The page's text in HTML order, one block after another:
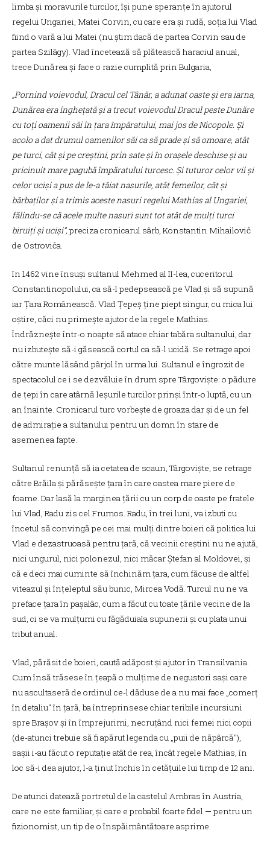
limba și moravurile turcilor, își pune speranțe în ajutorul
regelui Ungariei, Matei Corvin, cu care era și rudă, soția lui Vlad
fiind o vară a lui Matei (nu știm dacă de partea Corvin sau de
partea Szilâgy). Vlad încetează să plătească haraciul anual,
trece Dunărea și face o razie cumplită prin Bulgaria,
„Pornind voievodul, Dracul cel Tânăr, a adunat oaste și era iarna,
Dunărea era înghețată și a trecut voievodul Dracul peste Dunăre
cu toți oamenii săi în țara împăratului, mai jos de Nicopole. Și
acolo a dat drumul oamenilor săi ca să prade și să omoare, atât
pe turci, cât și pe creștini, prin sate și în orașele deschise și au
pricinuit mare pagubă împăratului turcesc. Și tuturor celor vii și
celor uciși a pus de le-a tăiat nasurile, atât femeilor, cât și
bărbaților și a trimis aceste nasuri regelui Mathias al Ungariei,
fălindu-se că acele multe nasuri sunt tot atât de mulți turci
biruiți și uciși”, preciza cronicarul sârb, Konstantin Mihailovič
de Ostroviča.
în 1462 vine însuși sultanul Mehmed al II-lea, cuceritorul
Constantinopolului, ca să-l pedepsească pe Vlad și să supună
iar Țara Românească. Vlad Țepeș ține piept singur, cu mica lui
oștire, căci nu primește ajutor de la regele Mathias.
Îndrăznește într-o noapte să atace chiar tabăra sultanului, dar
nu izbutește să-i găsească cortul ca să-l ucidă. Se retrage apoi
către munte lăsând pârjol în urma lui. Sultanul e îngrozit de
spectacolul ce i se dezvăluie în drum spre Târgoviște: o pădure
de țepi în care atârnă leșurile turcilor prinși într-o luptă, cu un
an înainte. Cronicarul turc vorbește de groaza dar și de un fel
de admirație a sultanului pentru un domn în stare de
asemenea fapte.
Sultanul renunță să ia cetatea de scaun, Târgoviște, se retrage
către Brăila și părăsește țara în care oastea mare piere de
foame. Dar lasă la marginea țării cu un corp de oaste pe fratele
lui Vlad, Radu zis cel Frumos. Radu, în trei luni, va izbuti cu
încetul să convingă pe cei mai mulți dintre boieri că politica lui
Vlad e dezastruoasă pentru țară, că vecinii creștini nu ne ajută,
nici ungurul, nici polonezul, nici măcar Ștefan al Moldovei, și
că e deci mai cuminte să închinăm țara, cum făcuse de altfel
viteazul și înțeleptul său bunic, Mircea Vodă. Turcul nu ne va
preface țara în pașalâc, cum a făcut cu toate țările vecine de la
sud, ci se va mulțumi cu făgăduiala supunerii și cu plata unui
tribut anual.
Vlad, părăsit de boieri, caută adăpost și ajutor în Transilvania.
Cum însă trăsese în țeapă o mulțime de negustori sași care
nu ascultaseră de ordinul ce-l dăduse de a nu mai face „comerț
în detaliu" în țară, ba întreprinsese chiar teribile incursiuni
spre Brașov și în împrejurimi, necruțând nici femei nici copii
(de-atunci trebuie să fi apărut legenda cu „puii de năpârcă"),
sașii i-au făcut o reputație atât de rea, încât regele Mathias, în
loc să-i dea ajutor, l-a ținut închis în cetățuile lui timp de 12 ani.
De atunci datează portretul de la castelul Ambras în Austria,
care ne este familiar, și care e probabil foarte fidel — pentru un
fizionomist, un tip de o înspăimântătoare asprime.